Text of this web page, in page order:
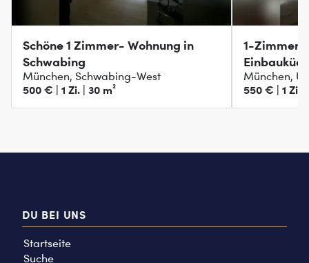
Schöne 1 Zimmer- Wohnung in
Schwabing
München, Schwabing-West
500 € | 1 Zi. | 30 m²
1-Zimmer
Zimmer
München,
550 € | 1 Zi. |
DU BEI UNS
Startseite
Suche